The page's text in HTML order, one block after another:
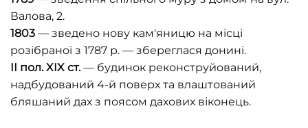
Валова, 2.
1803 — зведено нову кам'яницю на місці
розібраної з 1787 р. — збереглася донині.
ІІ пол. XIX ст.— будинок реконструйований,
надбудований 4-й поверх та влаштований
бляшаний дах з поясом дахових віконець.